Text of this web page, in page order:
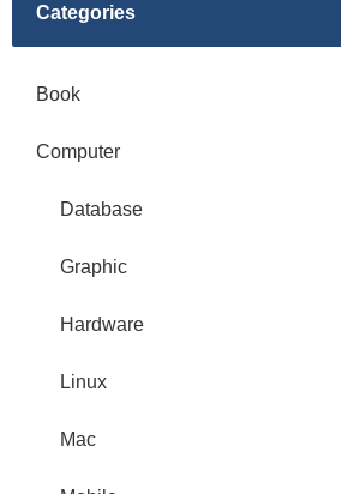
Categories
Book
Computer
Database
Graphic
Hardware
Linux
Mac